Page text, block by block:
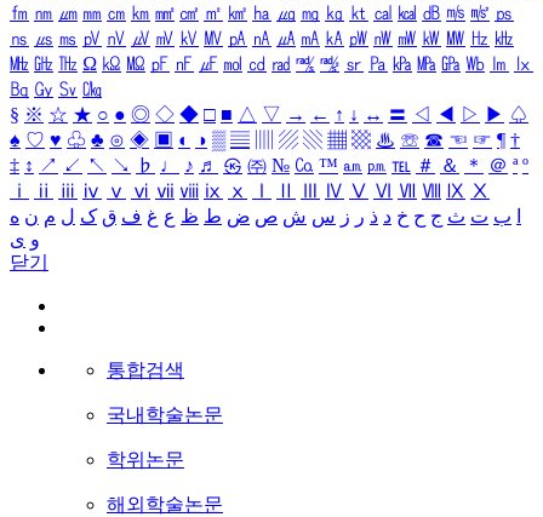
㎙ ㎚ ㎛ ㎜ ㎝ ㎞ ㎟ ㎠ ㎡ ㎢ ㏊ ㎍ ㎎ ㎏ ㏏ ㎈ ㎉ ㏈ ㎧ ㎨ ㎰
㎱ ㎲ ㎳ ㎴ ㎵ ㎶ ㎷ ㎸ ㎹ ㎀ ㎁ ㎂ ㎃ ㎄ ㎺ ㎻ ㎽ ㎾ ㎿ ㎐ ㎑
㎒ ㎓ ㎔ Ω ㏀ ㏁ ㎊ ㎋ ㎌ ㏖ ㏅ ㎭ ㎮ ㎯ ㏛ ㎩ ㎪ ㎫ ㎬ ㏝ ㏐
㏓
㏃ ㏉ ㏜ ㏆
§ ※ ☆ ★ ○ ● ◎ ◇ ◆ □ ■ △ ▽ → ← ↑ ↓ ↔ 〓 ◁ ◀ ▷ ▶ ♤
♠ ♡ ♥ ♧ ♣ ⊙ ◈ ▣ ◐ ◑ ▒ ▤ ▨ ▧ ▦ ▩ ♨ ☏ ☎ ☜ ☞ ¶ †
‡ ↕ ↗ ↙ ↖ ↘ ♭ ♩ ♪ ♬ ㉿ ㈜ № ㏇ ™ ㏂ ㏘ ℡ ＃ ＆ ＊ ＠ ª º
ⅰ
ⅱ ⅲ ⅳ ⅴ ⅵ ⅶ ⅷ ⅸ ⅹ Ⅳ Ⅴ Ⅵ Ⅶ Ⅷ Ⅸ Ⅹ
ب ت ث ج ح خ د ذ ر ز س ش ص ض ط ظ ع غ ف ق ک ل م ن ه
و ی
닫기
통합검색
국내학술논문
학위논문
해외학술논문